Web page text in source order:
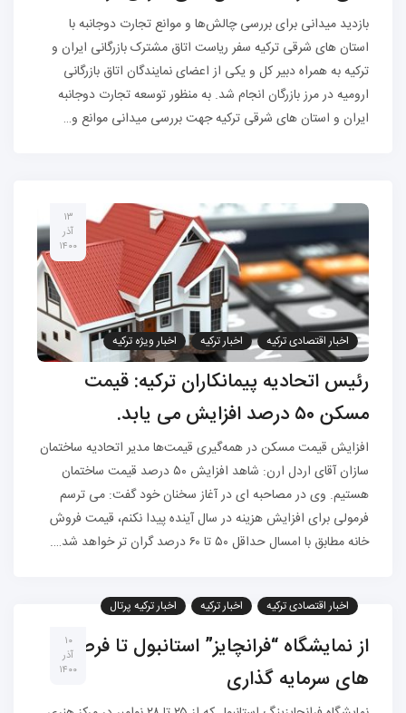
بازدید میدانی برای بررسی چالش‌ها و موانع تجارت دوجانبه با
استان های شرقی ترکیه سفر ریاست اتاق مشترک بازرگانی ایران و
ترکیه به همراه دبیر کل و یکی از اعضای نمایندگان اتاق بازرگانی
ارومیه در مرز بازرگان انجام شد. به منظور توسعه تجارت دوجانبه
ایران و استان های شرقی ترکیه جهت بررسی میدانی موانع و…
۱۳
آذر
۱۴۰۰
اخبار اقتصادی ترکیه اخبار ترکیه
اخبار ویژه ترکیه
خرید ملک در ترکیه
رئیس اتحادیه پیمانکاران ترکیه: قیمت
مسکن ۵۰ درصد افزایش می یابد.
افزایش قیمت مسکن در همه‌گیری قیمت‌ها مدیر اتحادیه ساختمان
سازان آقای اردل ارن: شاهد افزایش ۵۰ درصد قیمت ساختمان
هستیم. وی در مصاحبه ای در آغاز سخنان خود گفت: می ترسم
فرمولی برای افزایش هزینه در سال آینده پیدا نکنم، قیمت فروش
خانه مطابق با امسال حداقل ۵۰ تا ۶۰ درصد گران تر خواهد شد….
۱۰
آذر
۱۴۰۰
اخبار اقتصادی ترکیه اخبار ترکیه
اخبار ترکیه پرتال
از نمایشگاه “فرانچایز” استانبول تا فرصت
های سرمایه گذاری